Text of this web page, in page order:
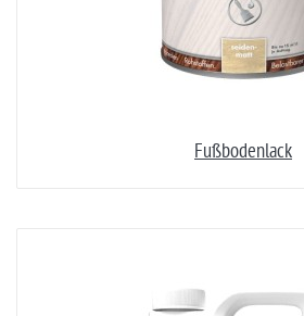
Fußbodenlack